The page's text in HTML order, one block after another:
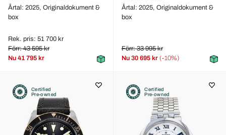
Årtal: 2025, Originaldokument &
box
Rek. pris: 51 700 kr
Förr: 43 595 kr
Nu 41 795 kr
Årtal: 2025, Originaldokument &
box
Förr: 33 995 kr
Nu 30 695 kr (-10%)
Certified
Pre-owned
Certified
Pre-owned